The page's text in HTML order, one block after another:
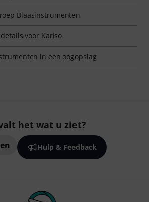
Blaasinstrumenten
voor Kariso
in een oogopslag
het wat u ziet?
Hulp & Feedback